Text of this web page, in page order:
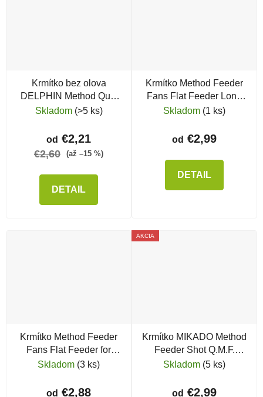
Krmítko bez olova
DELPHIN Method Quix
Eco XL
Skladom (>5 ks)
od €2,21
€2,60 (až –15 %)
DETAIL
Krmítko Method Feeder
Fans Flat Feeder Long
Distance v.2
Skladom (1 ks)
od €2,99
DETAIL
Krmítko Method Feeder
Fans Flat Feeder for
Pellet Mix
Skladom (3 ks)
od €2,88
AKCIA
Krmítko MIKADO Method
Feeder Shot Q.M.F.
System L
Skladom (5 ks)
od €2,99